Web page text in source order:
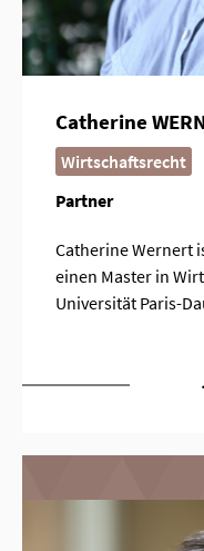
Catherine
Wirtschaftsrecht
Partner
Catherine Wernert
einen Master in
Universität Paris-